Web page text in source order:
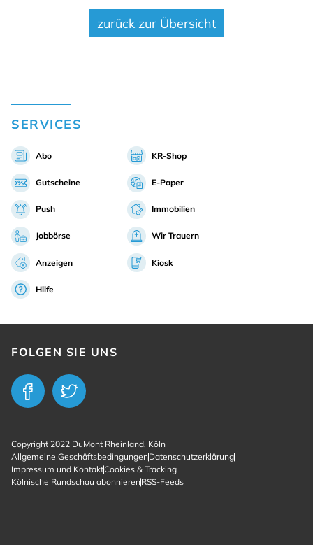
zurück zur Übersicht
SERVICES
Abo KR-Shop
Gutscheine E-Paper
Push Immobilien
Jobbörse Wir Trauern
Anzeigen Kiosk
Hilfe
FOLGEN SIE UNS
Copyright 2022 DuMont Rheinland, Köln
Allgemeine GeschäftsbedingungenDatenschutzerklärung
Impressum und KontaktCookies & Tracking
Kölnische Rundschau abonnierenRSS-Feeds